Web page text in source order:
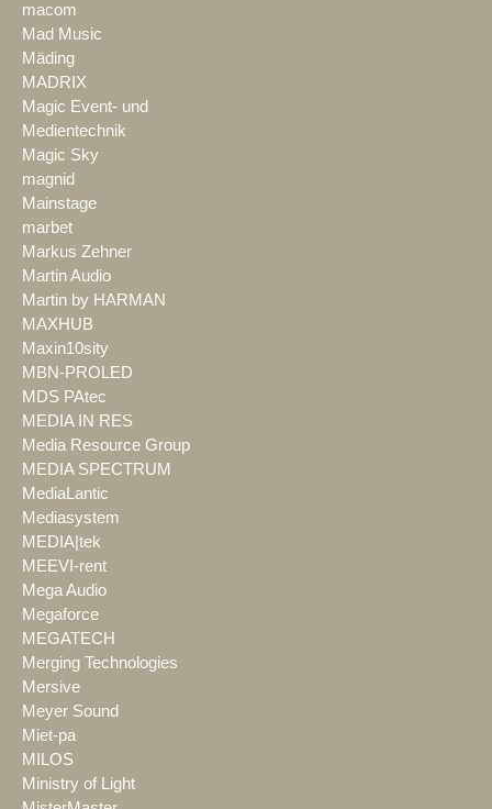
macom
Mad Music
Mäding
MADRIX
Magic Event- und
Medientechnik
Magic Sky
magnid
Mainstage
marbet
Markus Zehner
Martin Audio
Martin by HARMAN
MAXHUB
Maxin10sity
MBN-PROLED
MDS PAtec
MEDIA IN RES
Media Resource Group
MEDIA SPECTRUM
MediaLantic
Mediasystem
MEDIA|tek
MEEVI-rent
Mega Audio
Megaforce
MEGATECH
Merging Technologies
Mersive
Meyer Sound
Miet-pa
MILOS
Ministry of Light